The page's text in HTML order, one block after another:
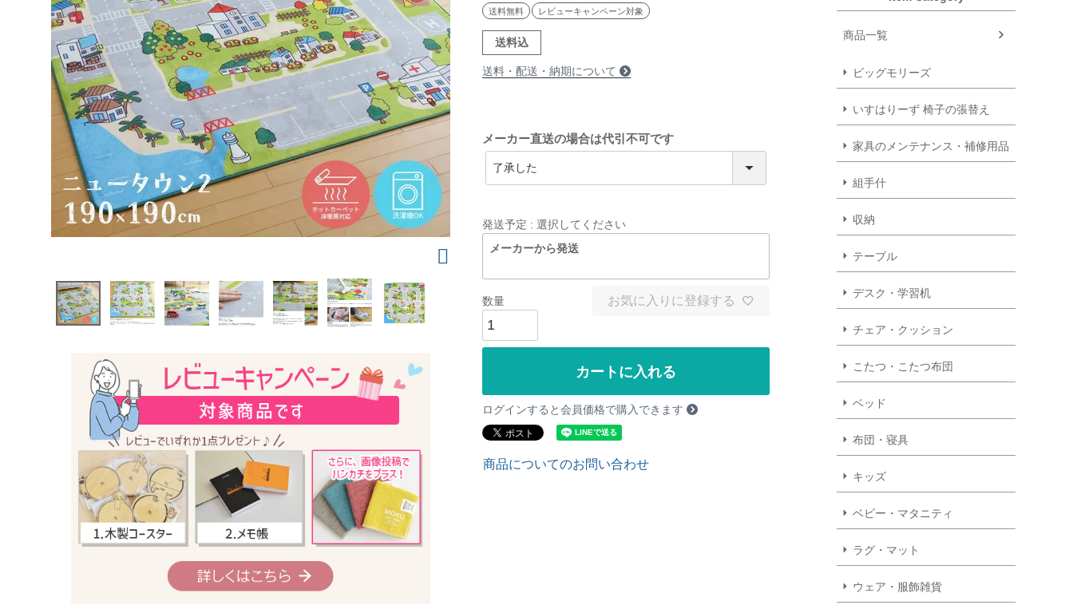
送料無料 レビューキャンペーン対象
送料込
送料・配送・納期について
メーカー直送の場合は代引不可です
発送予定
選択してください
メーカーから発送
お気に入りに登録する
カートに入れる
ログインすると会員価格で購入できます
商品についてのお問い合わせ
商品一覧
ビッグモリーズ
いすはりーず 椅子の張替え
家具のメンテナンス・補修用品
組手什
収納
テーブル
デスク・学習机
チェア・クッション
こたつ・こたつ布団
ベッド
布団・寝具
キッズ
ベビー・マタニティ
ラグ・マット
ウェア・服飾雑貨